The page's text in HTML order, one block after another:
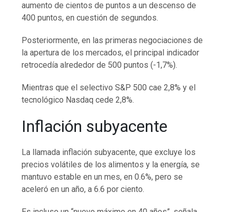
aumento de cientos de puntos a un descenso de
400 puntos, en cuestión de segundos.
Posteriormente, en las primeras negociaciones de
la apertura de los mercados, el principal indicador
retrocedía alrededor de 500 puntos (-1,7%).
Mientras que el selectivo S&P 500 cae 2,8% y el
tecnológico Nasdaq cede 2,8%.
Inflación subyacente
La llamada inflación subyacente, que excluye los
precios volátiles de los alimentos y la energía, se
mantuvo estable en un mes, en 0.6%, pero se
aceleró en un año, a 6.6 por ciento.